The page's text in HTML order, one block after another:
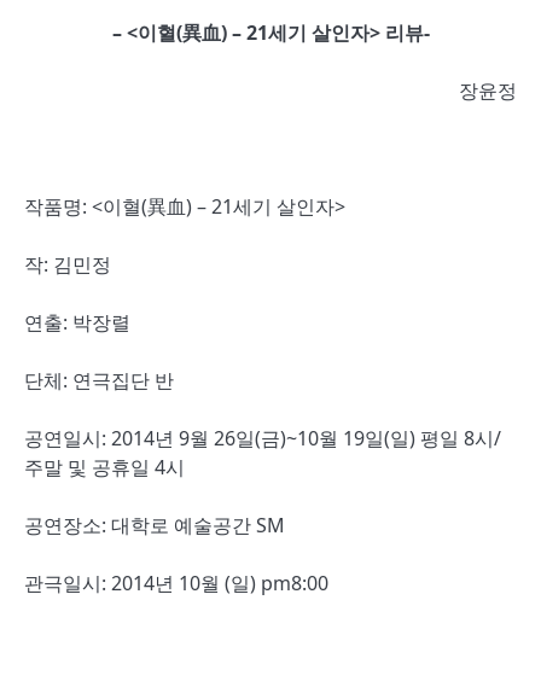
– <이혈(異血) – 21세기 살인자> 리뷰-
장윤정
작품명: <이혈(異血) – 21세기 살인자>
작: 김민정
연출: 박장렬
단체: 연극집단 반
공연일시: 2014년 9월 26일(금)~10월 19일(일) 평일 8시/
주말 및 공휴일 4시
공연장소: 대학로 예술공간 SM
관극일시: 2014년 10월 (일) pm8:00